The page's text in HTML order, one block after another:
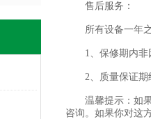
售后服务：
所有设备一年之
1、保修期内非因
2、质量保证期结
温馨提示：如果
咨询。如果你对这